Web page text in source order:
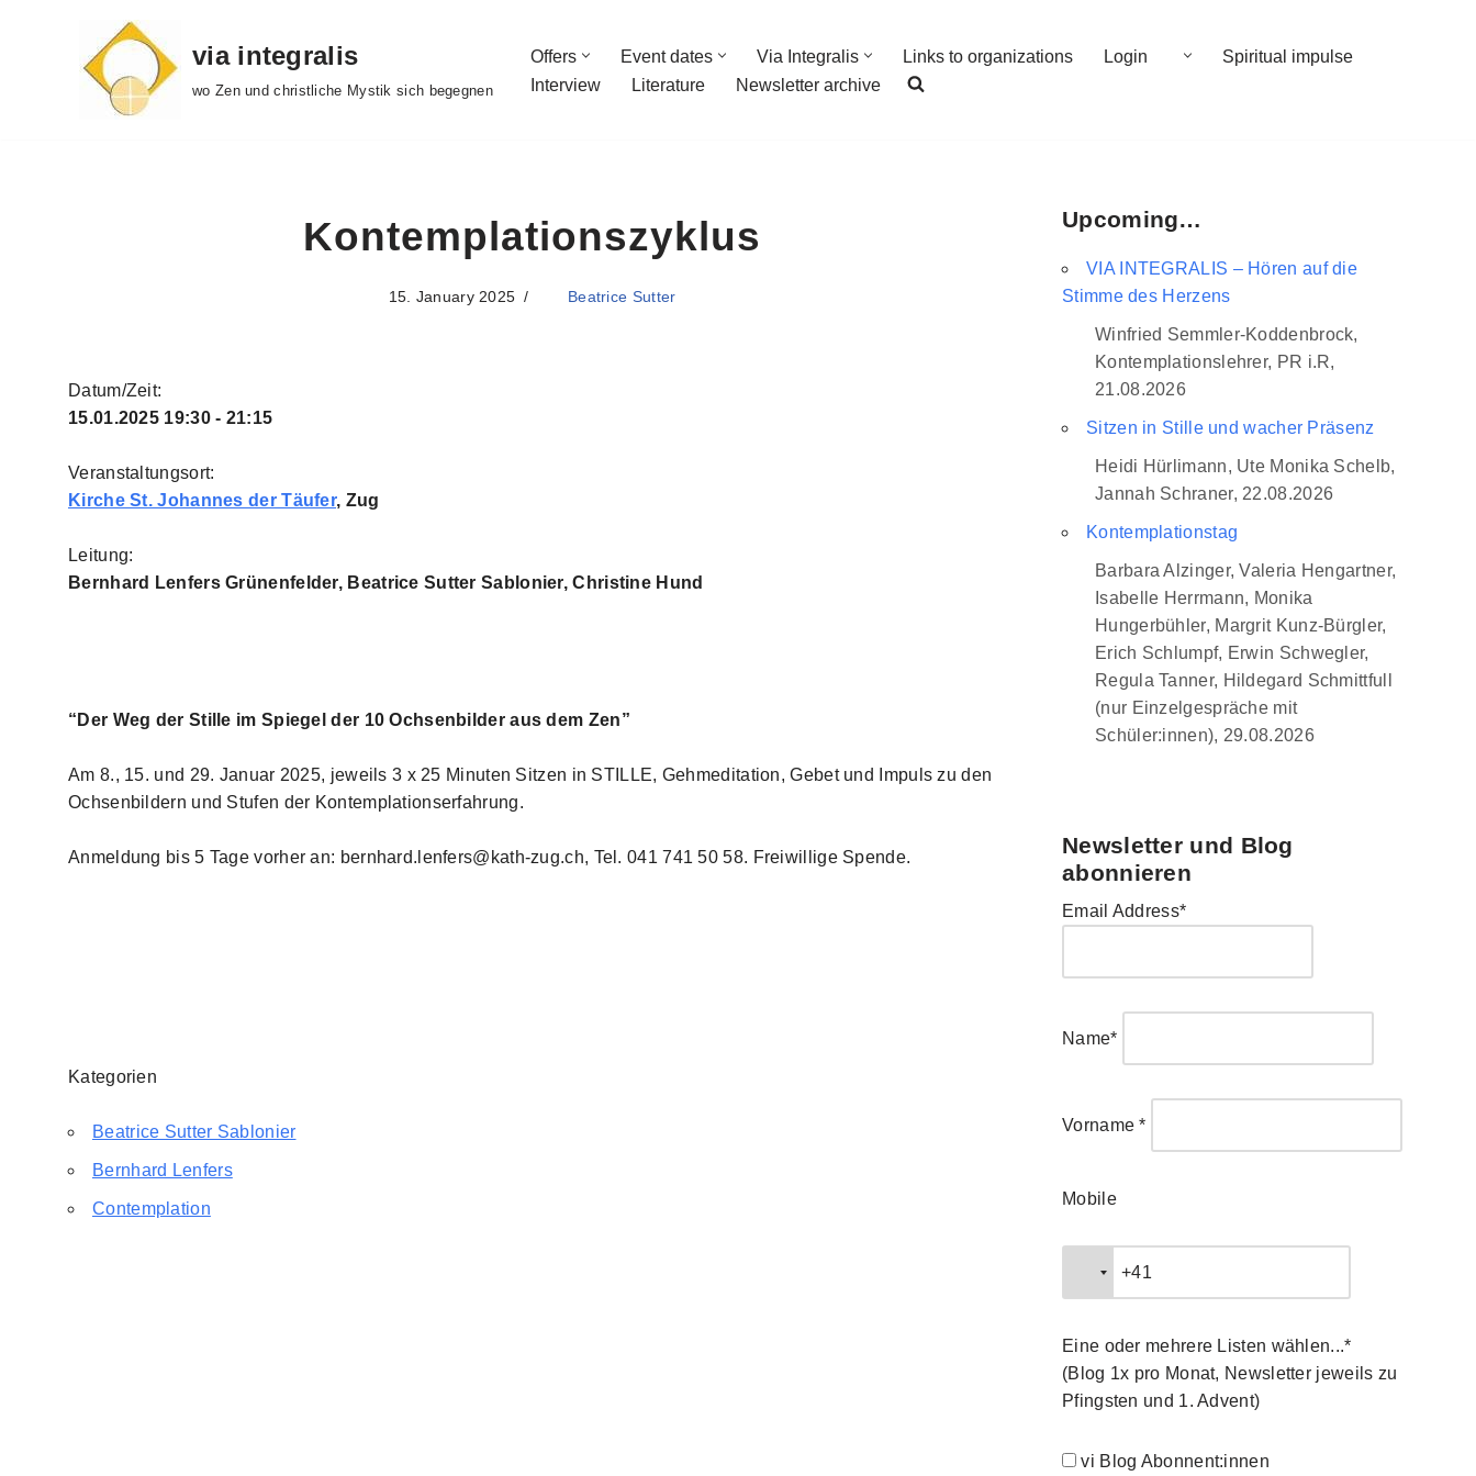
via integralis
wo Zen und christliche Mystik sich begegnen
Offers Event dates Via Integralis Links to organizations Login
Spiritual impulse
Interview
Literature Newsletter archive
Kontemplationszyklus
15. January 2025 Beatrice Sutter
Datum/Zeit:
15.01.2025 19:30 - 21:15
Veranstaltungsort:
Kirche St. Johannes der Täufer, Zug
Leitung:
Bernhard Lenfers Grünenfelder, Beatrice Sutter Sablonier, Christine Hund
“Der Weg der Stille im Spiegel der 10 Ochsenbilder aus dem Zen”
Am 8., 15. und 29. Januar 2025, jeweils 3 x 25 Minuten Sitzen in STILLE, Gehmeditation, Gebet und Impuls zu den
Ochsenbildern und Stufen der Kontemplationserfahrung.
Anmeldung bis 5 Tage vorher an: bernhard.lenfers@kath-zug.ch, Tel. 041 741 50 58. Freiwillige Spende.
Kategorien
Beatrice Sutter Sablonier
Bernhard Lenfers
Contemplation
Upcoming…
VIA INTEGRALIS – Hören auf die
Stimme des Herzens
Winfried Semmler-Koddenbrock,
Kontemplationslehrer, PR i.R,
21.08.2026
Sitzen in Stille und wacher Präsenz
Heidi Hürlimann, Ute Monika Schelb,
Jannah Schraner, 22.08.2026
Kontemplationstag
Barbara Alzinger, Valeria Hengartner,
Isabelle Herrmann, Monika
Hungerbühler, Margrit Kunz-Bürgler,
Erich Schlumpf, Erwin Schwegler,
Regula Tanner, Hildegard Schmittfull
(nur Einzelgespräche mit
Schüler:innen), 29.08.2026
Newsletter und Blog
abonnieren
Email Address*
Name*
Vorname *
Mobile
Eine oder mehrere Listen wählen...*
(Blog 1x pro Monat, Newsletter jeweils zu
Pfingsten und 1. Advent)
vi Blog Abonnent:innen